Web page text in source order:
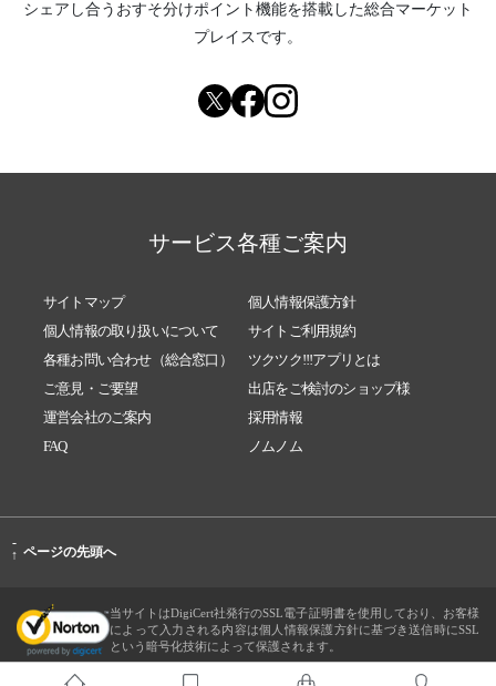
シェアし合う おすそ分けポイント機能を搭載した総合マーケット
プレイスです。
サービス各種ご案内
サイトマップ
個人情報保護方針
個人情報の取り扱いについて
サイトご利用規約
各種お問い合わせ（総合窓口）
ツクツク!!!アプリとは
ご意見・ご要望
出店をご検討のショップ様
運営会社のご案内
採用情報
FAQ
ノムノム
-
↑ ページの先頭へ
当サイトはDigiCert社発行のSSL電子証明書を使用しており、お客様
によって入力される内容は個人情報保護方針に基づき送信時にSSL
という暗号化技術によって保護されます。